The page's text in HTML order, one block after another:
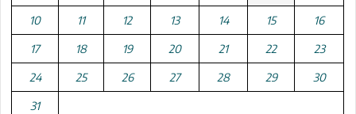
10 11 12 13 14 15 16
17 18 19 20 21 22 23
24 25 26 27 28 29 30
31